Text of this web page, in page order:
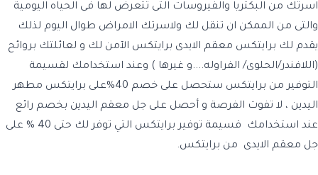
اسرتك من البكتريا والفيروسات التى تتعرض لها فى الحياه اليومية
والتى من الممكن ان تنقل لك ولاسرتك الامراض طوال اليوم لذلك
يقدم لك برايتكس معقم الايدى برايتكس الآمن لك و لعائلتك بروائح
(اللافندر/الحلوى/ الفراوله....و غيرها ) وعند استخدامك لقسيمة
التوفير من برايتكس ستحصل على خصم 40%على برايتكس مطهر
اليدين ، لا تفوت الفرصة و أحصل على جل معقم اليدين بخصم رائع
عند استخدامك قسيمة توفير برايتكس التي توفر لك حتى 40 % على
جل معقم الايدى من برايتكس.